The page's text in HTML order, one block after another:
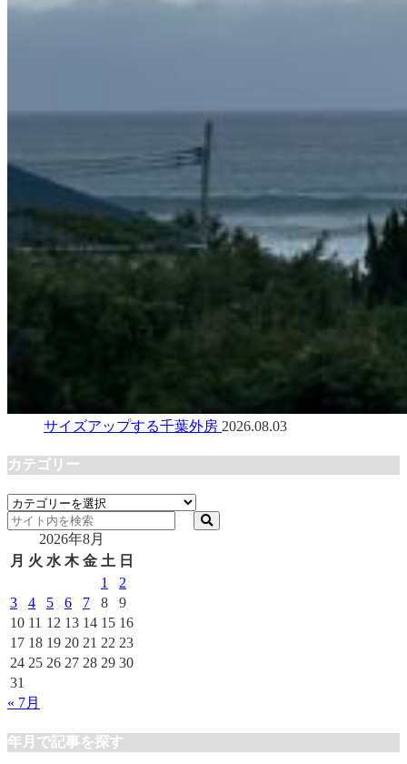
サイズアップする千葉外房 2026.08.03
カテゴリー
カ
テ
リ
2026年8月
月 火 水 木 金 土 日
1
2
3
4 5 6 7 8
9
10 11 12 13 14 15 16
17 18 19 20 21 22 23
24 25 26 27 28 29 30
31
« 7月
年月で記事を探す